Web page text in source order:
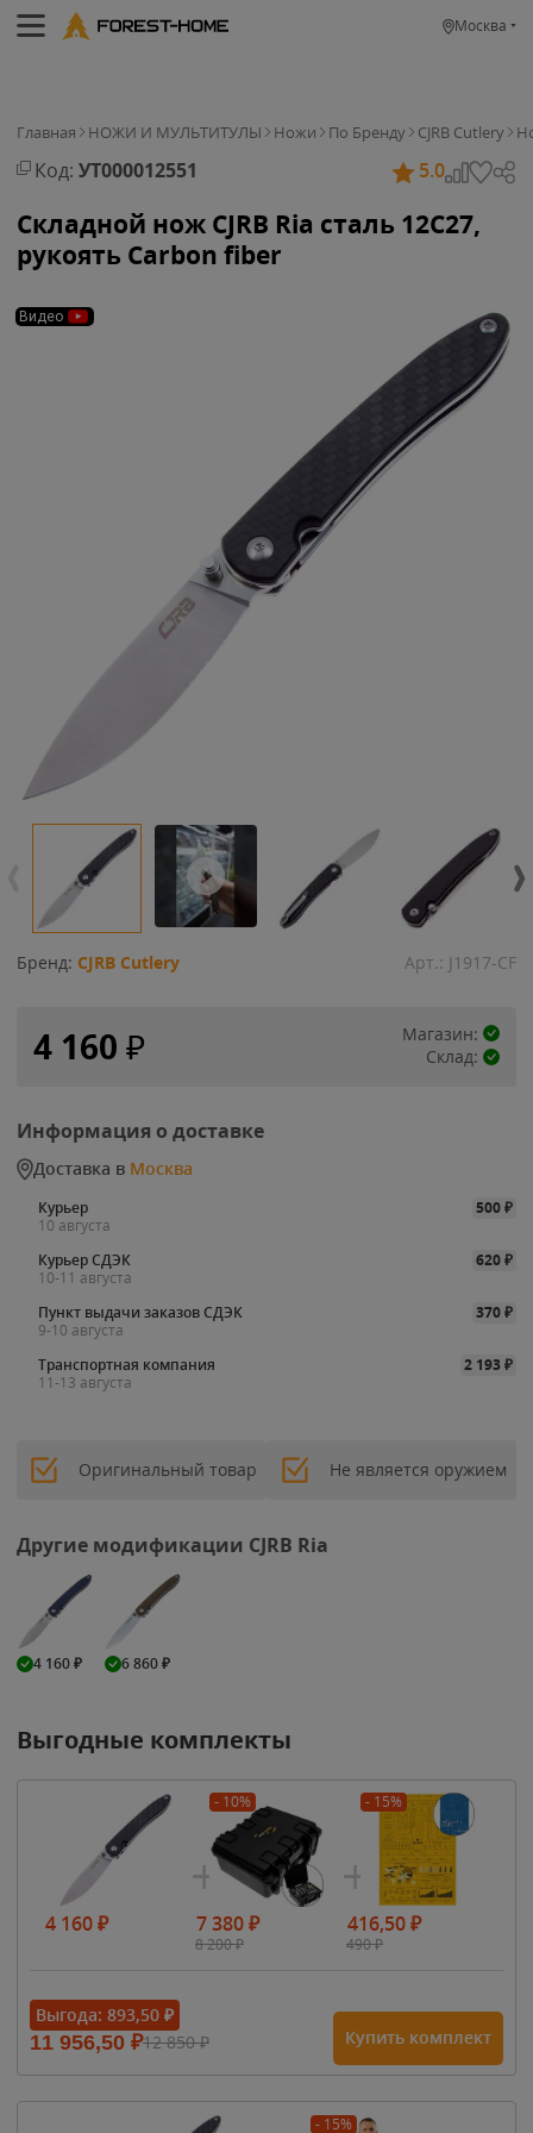
Москва
Главная НОЖИ И МУЛЬТИТУЛЫ Ножи По Бренду CJRB Cutlery
Код: УТ000012551 5.0
Складной нож CJRB Ria сталь 12C27,
рукоять Carbon fiber
Видео
Бренд: CJRB Cutlery Арт.: J1917-CF
4 160 ₽
Магазин:
Склад:
Информация о доставке
Доставка в Москва
Курьер 500₽
10 августа
Курьер СДЭК
620₽
10-11 августа
Пункт выдачи заказов СДЭК
370₽
9-10 августа
Транспортная компания
2 193₽
11-13 августа
Оригинальный товар Не является оружием
Другие модификации CJRB Ria
4 160₽ 6 860₽
Выгодные комплекты
4 160₽
- 10%
7 380₽
8 200₽
- 15%
416,50₽
490₽
Выгода: 893,50 ₽
11 956,50 ₽12 850₽ Купить комплект
- 15%